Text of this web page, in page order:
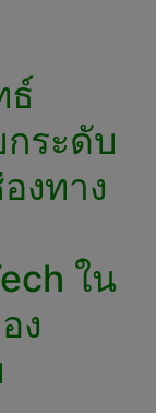
ธ์
ระดับ
งทาง
ใน
ง